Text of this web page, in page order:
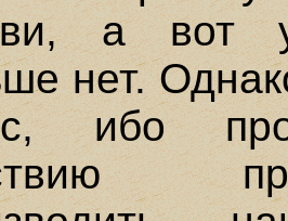
а вот у
нет.
ибо